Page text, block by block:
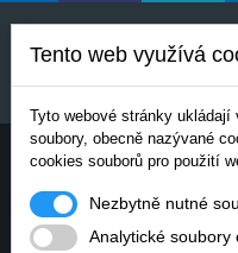
Uvedené ceny jsou
závislosti na
dodavatelů. Pro
Potřebujete poradit?
Tento web využívá
Tyto webové stránky
soubory, obecně nazývané
cookies souborů pro použití
Nezbytně nutné
Analytické soubory